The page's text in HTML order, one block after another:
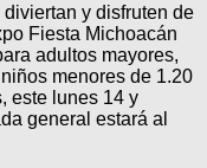
y disfruten de
Fiesta Michoacán
adultos mayores,
menores de 1.20
este lunes 14 y
general estará al